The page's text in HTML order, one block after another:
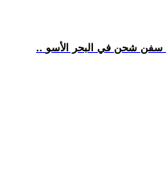
سفن شحن في البحر الأسو